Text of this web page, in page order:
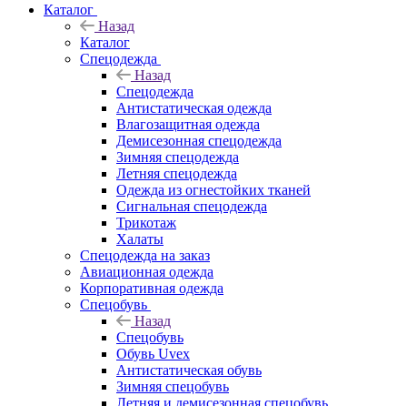
Каталог
Назад
Каталог
Спецодежда
Назад
Спецодежда
Антистатическая одежда
Влагозащитная одежда
Демисезонная спецодежда
Зимняя спецодежда
Летняя спецодежда
Одежда из огнестойких тканей
Сигнальная спецодежда
Трикотаж
Халаты
Спецодежда на заказ
Авиационная одежда
Корпоративная одежда
Спецобувь
Назад
Спецобувь
Обувь Uvex
Антистатическая обувь
Зимняя спецобувь
Летняя и демисезонная спецобувь